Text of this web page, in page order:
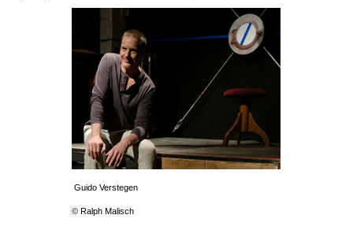
Guido Verstegen
© Ralph Malisch